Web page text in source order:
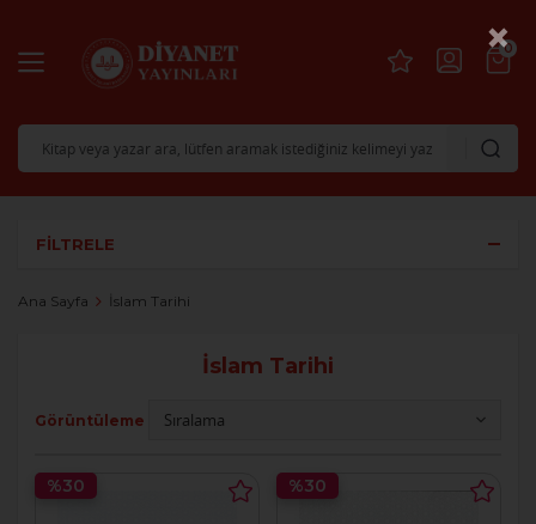
0
FILTRELE
Ana Sayfa İslam Tarihi
İslam Tarihi
Görüntüleme
%30 %30
×